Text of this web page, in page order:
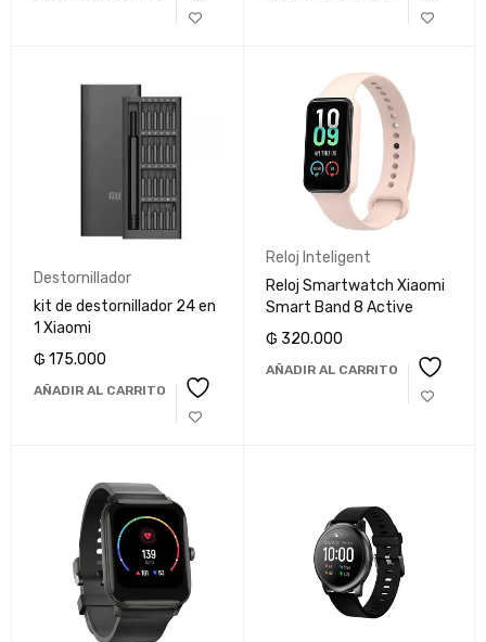
Destornillador
kit de destornillador 24 en
1 Xiaomi
₲ 175.000
AÑADIR AL CARRITO
Reloj Inteligent
Reloj Smartwatch Xiaomi
Smart Band 8 Active
₲ 320.000
AÑADIR AL CARRITO